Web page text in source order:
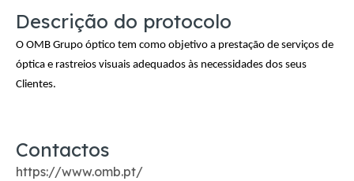
Descrição do protocolo
O OMB Grupo óptico tem como objetivo a prestação de serviços de
óptica e rastreios visuais adequados às necessidades dos seus
Clientes.
Contactos
https://www.omb.pt/